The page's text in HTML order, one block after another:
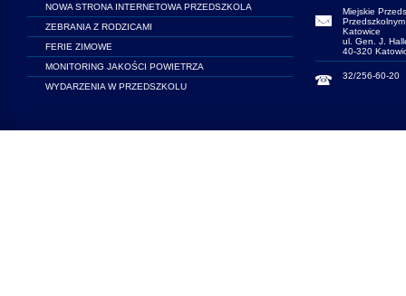
NOWA STRONA INTERNETOWA PRZEDSZKOLA
ZEBRANIA Z RODZICAMI
FERIE ZIMOWE
MONITORING JAKOŚCI POWIETRZA
WYDARZENIA W PRZEDSZKOLU
Miejskie
Katowice
ul. Gen. J.
40-320
32/256-60-20